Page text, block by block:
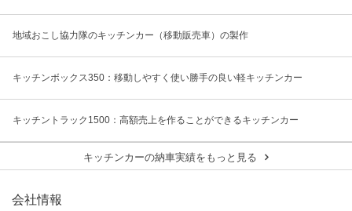
地域おこし協力隊のキッチンカー（移動販売車）の製作
キッチンボックス350：移動しやすく使い勝手の良い軽キッチンカー
キッチントラック1500：高額売上を作ることができるキッチンカー
キッチンカーの納車実績をもっと見る
会社情報